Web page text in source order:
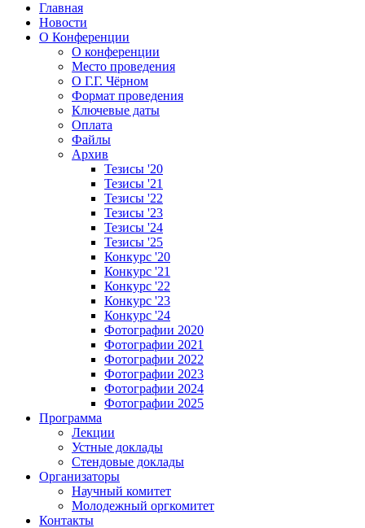
Главная
Новости
О Конференции
О конференции
Место проведения
О Г.Г. Чёрном
Формат проведения
Ключевые даты
Оплата
Файлы
Архив
Тезисы '20
Тезисы '21
Тезисы '22
Тезисы '23
Тезисы '24
Тезисы '25
Конкурс '20
Конкурс '21
Конкурс '22
Конкурс '23
Конкурс '24
Фотографии 2020
Фотографии 2021
Фотографии 2022
Фотографии 2023
Фотографии 2024
Фотографии 2025
Программа
Лекции
Устные доклады
Стендовые доклады
Организаторы
Научный комитет
Молодежный оргкомитет
Контакты